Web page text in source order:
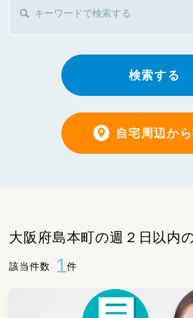
検索する
自宅周辺か
大阪府島本町の週２日以内
該当件数 1件